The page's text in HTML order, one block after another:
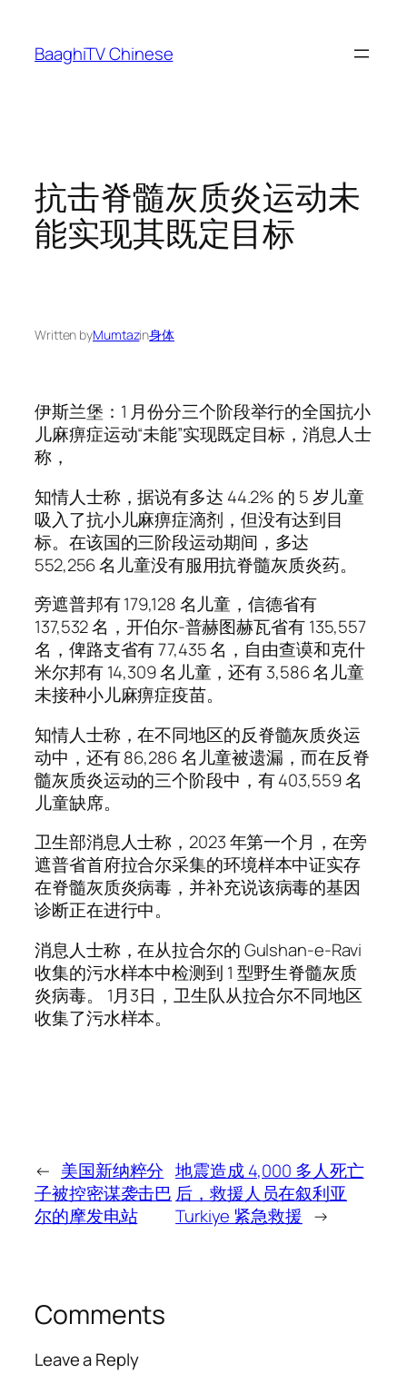
content
BaaghiTV Chinese
抗击脊髓灰质炎运动未
能实现其既定目标
Written byMumtazin身体
伊斯兰堡：1 月份分三个阶段举行的全国抗小
儿麻痹症运动“未能”实现既定目标，消息人士
称，
知情人士称，据说有多达 44.2% 的 5 岁儿童
吸入了抗小儿麻痹症滴剂，但没有达到目
标。在该国的三阶段运动期间，多达
552,256 名儿童没有服用抗脊髓灰质炎药。
旁遮普邦有 179,128 名儿童，信德省有
137,532 名，开伯尔-普赫图赫瓦省有 135,557
名，俾路支省有 77,435 名，自由查谟和克什
米尔邦有 14,309 名儿童，还有 3,586 名儿童
未接种小儿麻痹症疫苗。
知情人士称，在不同地区的反脊髓灰质炎运
动中，还有 86,286 名儿童被遗漏，而在反脊
髓灰质炎运动的三个阶段中，有 403,559 名
儿童缺席。
卫生部消息人士称，2023 年第一个月，在旁
遮普省首府拉合尔采集的环境样本中证实存
在脊髓灰质炎病毒，并补充说该病毒的基因
诊断正在进行中。
消息人士称，在从拉合尔的 Gulshan-e-Ravi
收集的污水样本中检测到 1 型野生脊髓灰质
炎病毒。 1月3日，卫生队从拉合尔不同地区
收集了污水样本。
← 美国新纳粹分
子被控密谋袭击巴
尔的摩发电站
地震造成 4,000 多人死亡
后，救援人员在叙利亚
Turkiye 紧急救援 →
Comments
Leave a Reply